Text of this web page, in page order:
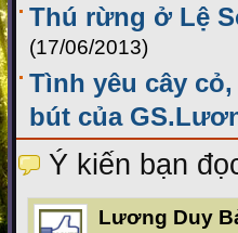
Thú rừng ở Lệ
(17/06/2013)
Tình yêu cây
bút của
Ý kiến bạn
Lương Duy